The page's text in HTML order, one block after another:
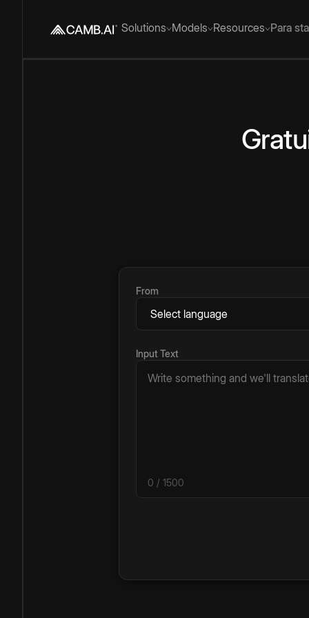
Solutions Models Resources Para
From
Input Text
0 / 1500